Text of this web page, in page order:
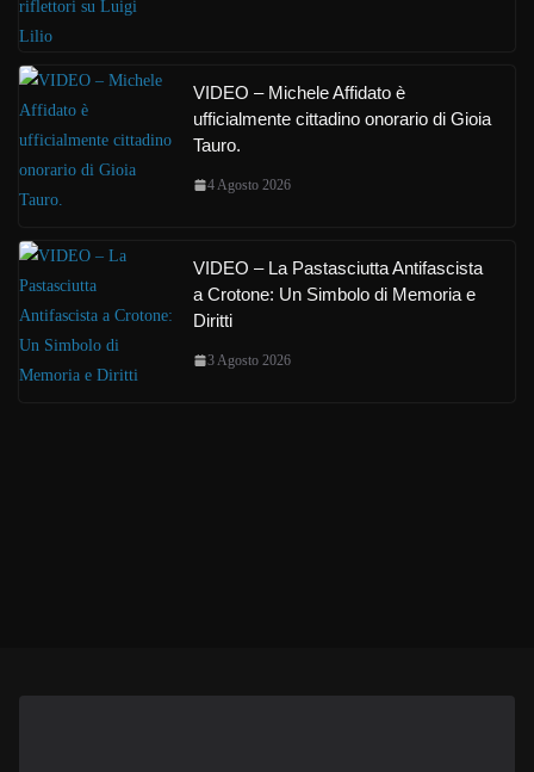
VIDEO – Michele Affidato è
ufficialmente cittadino onorario di Gioia
Tauro.
4 Agosto 2026
VIDEO – La Pastasciutta Antifascista
a Crotone: Un Simbolo di Memoria e
Diritti
3 Agosto 2026